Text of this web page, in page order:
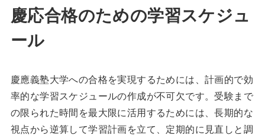
慶応合格のための学習スケジュ
ール
慶應義塾大学への合格を実現するためには、計画的で効
率的な学習スケジュールの作成が不可欠です。受験まで
の限られた時間を最大限に活用するためには、長期的な
視点から逆算して学習計画を立て、定期的に見直しと調